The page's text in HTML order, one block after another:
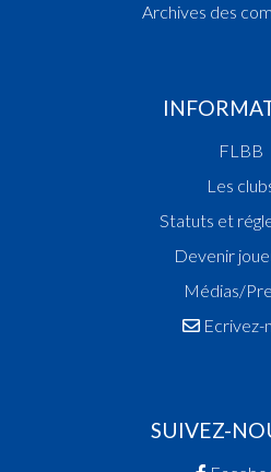
Archives des
FLBB
Les
Statuts et
Devenir
Médias/
Ecrivez-
SUIVEZ-